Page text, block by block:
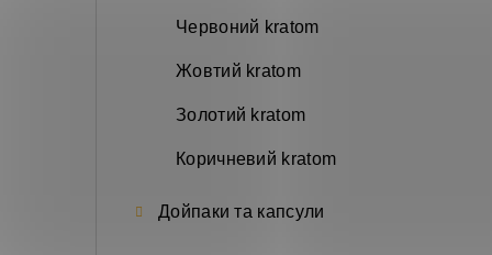
Червоний kratom
Жовтий kratom
Золотий kratom
Коричневий kratom
Дойпаки та капсули